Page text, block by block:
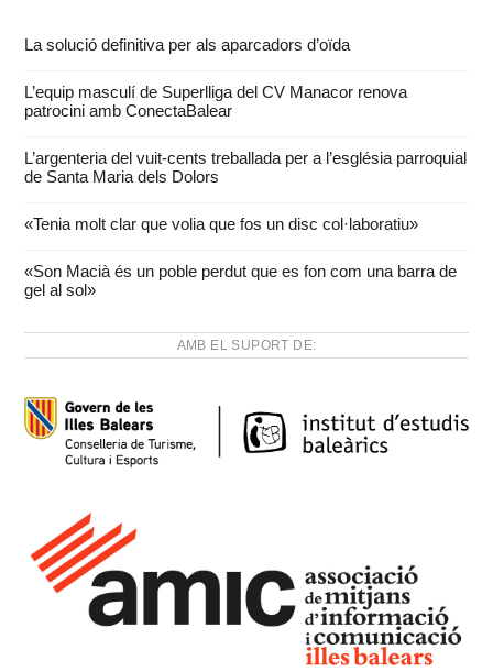
La solució definitiva per als aparcadors d’oïda
L’equip masculí de Superlliga del CV Manacor renova
patrocini amb ConectaBalear
L’argenteria del vuit-cents treballada per a l’església parroquial
de Santa Maria dels Dolors
«Tenia molt clar que volia que fos un disc col·laboratiu»
«Son Macià és un poble perdut que es fon com una barra de
gel al sol»
AMB EL SUPORT DE: